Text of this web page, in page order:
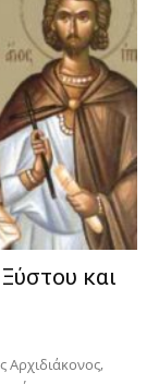
και
Αρχιδιάκονος,